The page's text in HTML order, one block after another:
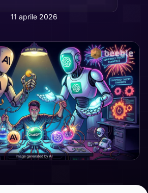
11 aprile 2026